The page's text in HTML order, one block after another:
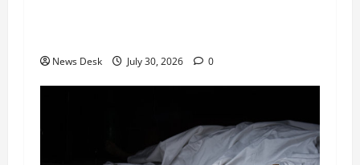
News Desk July 30, 2026 0